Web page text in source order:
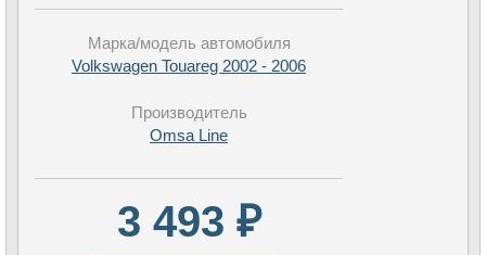
Марка/модель автомобиля
Volkswagen Touareg 2002 - 2006
Производитель
Omsa Line
3 493 ₽